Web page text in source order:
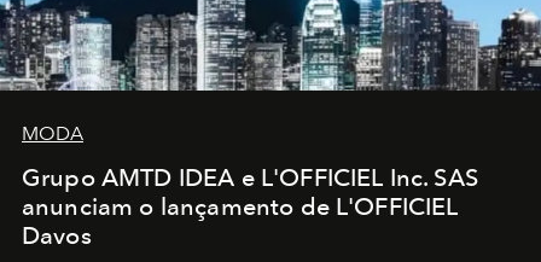
MODA
Grupo AMTD IDEA e L'OFFICIEL Inc. SAS
anunciam o lançamento de L'OFFICIEL
Davos